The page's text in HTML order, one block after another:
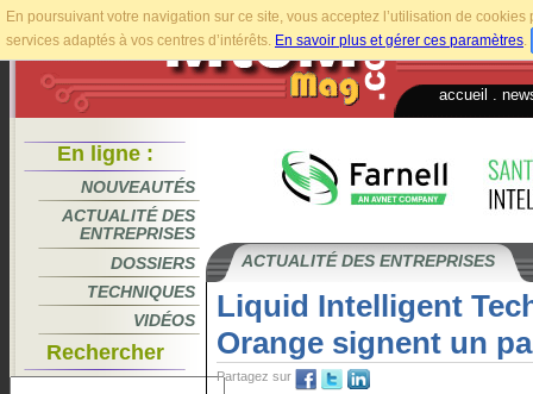
En poursuivant votre navigation sur ce site, vous acceptez l’utilisation de
services adaptés à vos centres d’intérêts. En savoir plus et gérer ces paramètres.
accueil
En ligne :
NOUVEAUTÉS
ACTUALITÉ DES
ENTREPRISES
DOSSIERS
TECHNIQUES
VIDÉOS
Rechercher
ACTUALITÉ DES ENTREPRISES
Liquid Intelligent
Orange signent un
Partagez sur